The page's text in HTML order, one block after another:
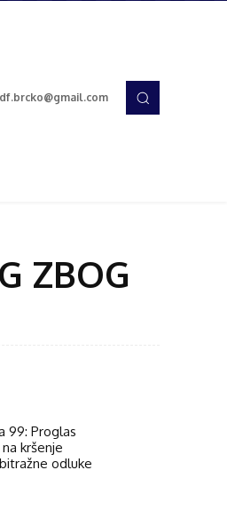
ZBOG
99: Proglas
kršenje
odluke